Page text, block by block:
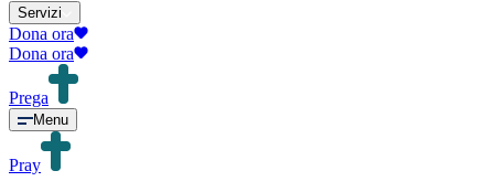
Servizi
Dona ora
Dona ora
Prega
Menu
Pray